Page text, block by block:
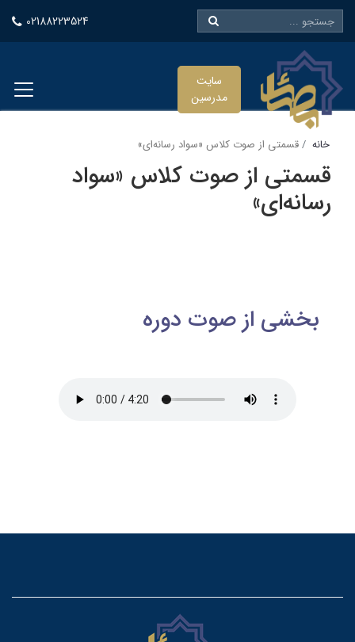
02188223524
سایت
مدرسین
خانه قسمتی از صوت کلاس «سواد رسانه‌ای»
قسمتی از صوت کلاس «سواد
رسانه‌ای»
بخشی از صوت دوره